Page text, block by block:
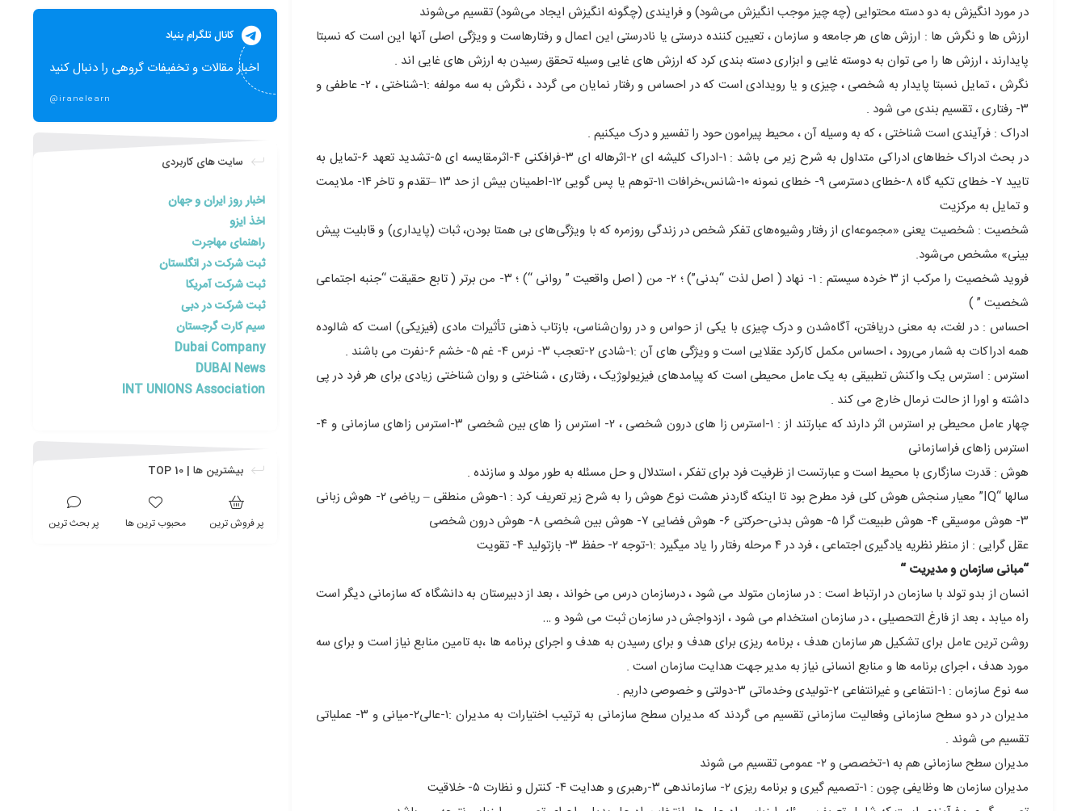
در مورد انگیزش به دو دسته محتوایی (چه چیز موجب انگیزش می‌شود) و فرایندی (چگونه انگیزش ایجاد می‌شود) تقسیم می‌شوند
ارزش ها و نگرش ها : ارزش های هر جامعه و سازمان ، تعیین کننده درستی یا نادرستی این اعمال و رفتارهاست و ویژگی اصلی آنها این است که نسبتا
پایدارند ، ارزش ها را می توان به دوسته غایی و ابزاری دسته بندی کرد که ارزش های غایی وسیله تحقق رسیدن به ارزش های غایی اند .
نگرش ، تمایل نسبتا پایدار به شخصی ، چیزی و یا رویدادی است که در احساس و رفتار نمایان می گردد ، نگرش به سه مولفه :۱-شناختی ، ۲- عاطفی و
۳- رفتاری ، تقسیم بندی می شود .
ادراک : فرآیندی است شناختی ، که به وسیله آن ، محیط پیرامون حود را تفسیر و درک میکنیم .
در بحث ادراک خطاهای ادراکی متداول به شرح زیر می باشد : ۱-ادراک کلیشه ای ۲-اثرهاله ای ۳-فرافکنی ۴-اثرمقایسه ای ۵-تشدید تعهد ۶-تمایل به
تایید ۷- خطای تکیه گاه ۸-خطای دسترسی ۹- خطای نمونه ۱۰-شانس،خرافات ۱۱-توهم یا پس گویی ۱۲-اطمینان بیش از حد ۱۳ –تقدم و تاخر ۱۴- ملایمت
و تمایل به مرکزیت
شخصیت : شخصیت یعنی «مجموعه‌ای از رفتار وشیوه‌های تفکر شخص در زندگی روزمره که با ویژگی‌های بی همتا بودن، ثبات (پایداری) و قابلیت پیش
بینی» مشخص می‌شود.
فروید شخصیت را مرکب از ۳ خرده سیستم : ۱- نهاد ( اصل لذت “بدنی”) ؛ ۲- من ( اصل واقعیت ” روانی “) ؛ ۳- من برتر ( تابع حقیقت “جنبه اجتماعی
شخصیت ” )
احساس : در لغت، به معنی دریافتن، آگاه‌شدن و درک چیزی با یکی از حواس و در روان‌شناسی، بازتاب ذهنی تأثیرات مادی (فیزیکی) است که شالوده
همه ادراکات به شمار می‌رود ، احساس مکمل کارکرد عقلایی است و ویژگی های آن :۱-شادی ۲-تعجب ۳- نرس ۴- غم ۵- خشم ۶-نفرت می باشند .
استرس : استرس یک واکنش تطبیقی به یک عامل محیطی است که پیامدهای فیزیولوژیک ، رفتاری ، شناختی و روان شناختی زیادی برای هر فرد در پی
داشته و اورا از حالت نرمال خارج می کند .
چهار عامل محیطی بر استرس اثر دارند که عبارتند از : ۱-استرس زا های درون شخصی ، ۲- استرس زا های بین شخصی ۳-استرس زاهای سازمانی و ۴-
استرس زاهای فراسازمانی
هوش : قدرت سازگاری با محیط است و عبارتست از ظرفیت فرد برای تفکر ، استدلال و حل مسئله به طور مولد و سازنده .
سالها “IQ” معیار سنجش هوش کلی فرد مطرح بود تا اینکه گاردنر هشت نوع هوش را به شرح زیر تعریف کرد : ۱-هوش منطقی – ریاضی ۲- هوش زبانی
۳- هوش موسیقی ۴- هوش طبیعت گرا ۵- هوش بدنی-حرکتی ۶- هوش فضایی ۷- هوش بین شخصی ۸- هوش درون شخصی
عقل گرایی : از منظر نظریه یادگیری اجتماعی ، فرد در ۴ مرحله رفتار را یاد میگیرد :۱-توجه ۲- حفظ ۳- بازتولید ۴- تقویت
“مبانی سازمان و مدیریت “
انسان از بدو تولد با سازمان در ارتباط است : در سازمان متولد می شود ، درسازمان درس می خواند ، بعد از دبیرستان به دانشگاه که سازمانی دیگر است
راه میابد ، بعد از فارغ التحصیلی ، در سازمان استخدام می شود ، ازدواجش در سازمان ثبت می شود و …
روشن ترین عامل برای تشکیل هر سازمان هدف ، برنامه ریزی برای هدف و برای رسیدن به هدف و اجرای برنامه ها ،به تامین منابع نیاز است و برای سه
مورد هدف ، اجرای برنامه ها و منابع انسانی نیاز به مدیر جهت هدایت سازمان است .
سه نوع سازمان : ۱-انتفاعی و غیرانتفاعی ۲-تولیدی وخدماتی ۳-دولتی و خصوصی داریم .
مدیران در دو سطح سازمانی وفعالیت سازمانی تقسیم می گردند که مدیران سطح سازمانی به ترتیب اختیارات به مدیران :۱-عالی۲-میانی و ۳- عملیاتی
تقسیم می شوند .
مدیران سطح سازمانی هم به ۱-تخصصی و ۲- عمومی تقسیم می شوند
مدیران سازمان ها وظایفی چون : ۱-تصمیم گیری و برنامه ریزی ۲- سازماندهی ۳-رهبری و هدایت ۴- کنترل و نظارت ۵- خلاقیت
کانال تلگرام بنیاد
اخبار مقالات و تخفیفات گروهی را دنبال کنید
@iranelearn
سایت های کاربردی
اخبار روز ایران و جهان
اخذ ایزو
راهنمای مهاجرت
ثبت شرکت در انگلستان
ثبت شرکت آمریکا
ثبت شرکت در دبی
سیم کارت گرجستان
Dubai Company
DUBAI News
INT UNIONS Association
بیشترین ها | TOP 10
پر فروش ترین محبوب ترین ها پر بحث ترین